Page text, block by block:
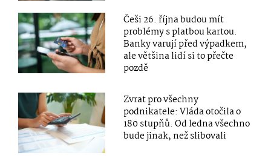
Češi 26. října budou mít
problémy s platbou kartou.
Banky varují před výpadkem,
ale většina lidí si to přečte
pozdě
Zvrat pro všechny
podnikatele: Vláda otočila o
180 stupňů. Od ledna všechno
bude jinak, než slibovali